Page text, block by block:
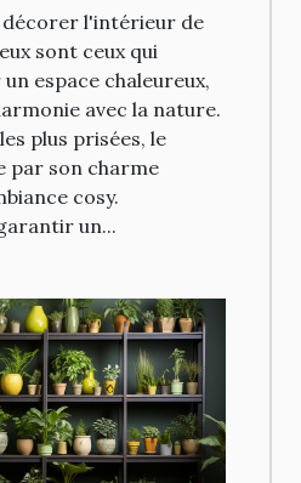
l'intérieur de
sont ceux qui
espace chaleureux,
avec la nature.
plus prisées, le
par son charme
cosy.
un...